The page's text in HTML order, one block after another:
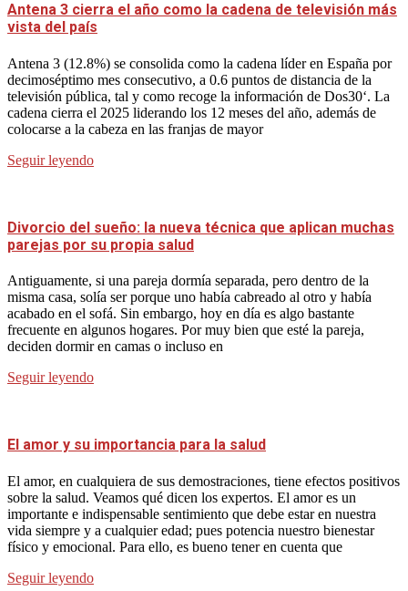
Antena 3 cierra el año como la cadena de televisión más
vista del país
Antena 3 (12.8%) se consolida como la cadena líder en España por
decimoséptimo mes consecutivo, a 0.6 puntos de distancia de la
televisión pública, tal y como recoge la información de Dos30‘. La
cadena cierra el 2025 liderando los 12 meses del año, además de
colocarse a la cabeza en las franjas de mayor
Seguir leyendo
Divorcio del sueño: la nueva técnica que aplican muchas
parejas por su propia salud
Antiguamente, si una pareja dormía separada, pero dentro de la
misma casa, solía ser porque uno había cabreado al otro y había
acabado en el sofá. Sin embargo, hoy en día es algo bastante
frecuente en algunos hogares. Por muy bien que esté la pareja,
deciden dormir en camas o incluso en
Seguir leyendo
El amor y su importancia para la salud
El amor, en cualquiera de sus demostraciones, tiene efectos positivos
sobre la salud. Veamos qué dicen los expertos. El amor es un
importante e indispensable sentimiento que debe estar en nuestra
vida siempre y a cualquier edad; pues potencia nuestro bienestar
físico y emocional. Para ello, es bueno tener en cuenta que
Seguir leyendo